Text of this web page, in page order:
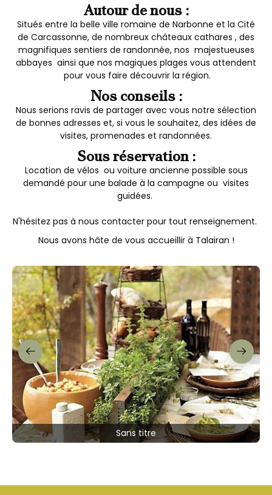
Autour de nous :
Situés entre la belle ville romaine de Narbonne et la Cité
de Carcassonne, de nombreux châteaux cathares , des
magnifiques sentiers de randonnée, nos majestueuses
abbayes ainsi que nos magiques plages vous attendent
pour vous faire découvrir la région.
Nos conseils :
Nous serions ravis de partager avec vous notre sélection
de bonnes adresses et, si vous le souhaitez, des idées de
visites, promenades et randonnées.
Sous réservation :
Location de vélos ou voiture ancienne possible sous
demandé pour une balade à la campagne ou visites
guidées.
N'hésitez pas à nous contacter pour tout renseignement.
Nous avons hâte de vous accueillir à Talairan !
Sans titre